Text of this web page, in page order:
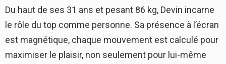
Du haut de ses 31 ans et pesant 86 kg, Devin incarne
le rôle du top comme personne. Sa présence à l’écran
est magnétique, chaque mouvement est calculé pour
maximiser le plaisir, non seulement pour lui-même